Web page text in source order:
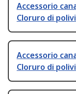
Accessorio
Cloruro di
Accessorio
Cloruro di